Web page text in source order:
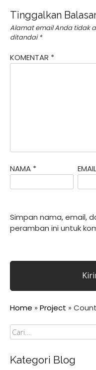
Tinggalkan
Alamat email Anda tidak
ditandai*
KOMENTAR *
NAMA * EMAIL
Simpan nama, email,
peramban ini untuk
Home » Project »
Cari
Kategori Blog